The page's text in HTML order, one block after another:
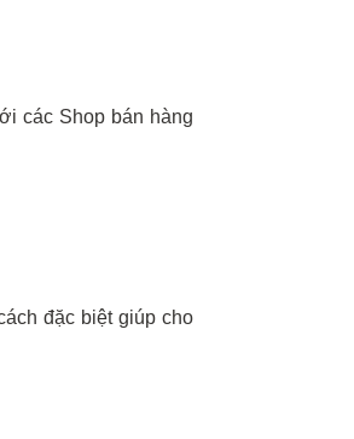
các Shop bán hàng
đặc biệt giúp cho